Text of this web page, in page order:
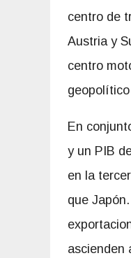
centro de
Austria y
centro
En
y un PIB
en la
que
ascienden